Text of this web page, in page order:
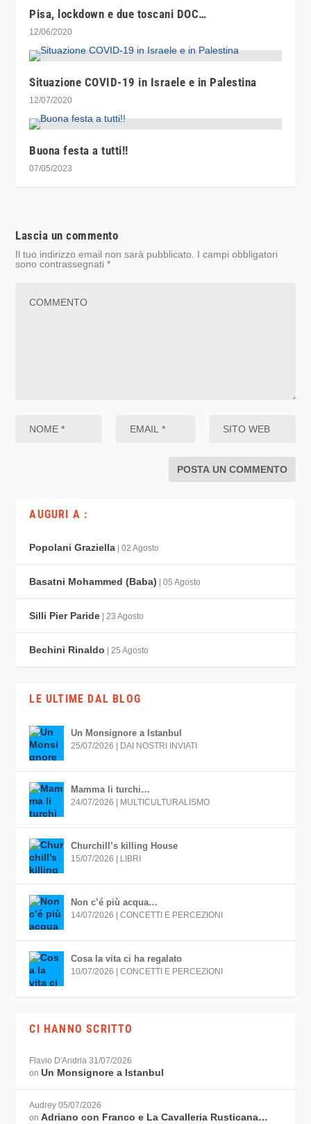
Pisa, lockdown e due toscani DOC…
12/06/2020
Situazione COVID-19 in Israele e in Palestina
12/07/2020
Buona festa a tutti!!
07/05/2023
Lascia un commento
Il tuo indirizzo email non sarà pubblicato.
I campi obbligatori
sono contrassegnati*
AUGURI A :
Popolani Graziella | 02 Agosto
Basatni Mohammed (Baba) | 05 Agosto
Silli Pier Paride | 23 Agosto
Bechini Rinaldo | 25 Agosto
LE ULTIME DAL BLOG
Un Monsignore a Istanbul
25/07/2026 | DAI NOSTRI INVIATI
Mamma li turchi…
24/07/2026 | MULTICULTURALISMO
Churchill’s killing House
15/07/2026 | LIBRI
Non c’é più acqua…
14/07/2026 |CONCETTI E PERCEZIONI
Cosa la vita ci ha regalato
10/07/2026 |CONCETTI E PERCEZIONI
CI HANNO SCRITTO
Flavio D'Andria 31/07/2026
onUn Monsignore a Istanbul
Audrey 05/07/2026
onAdriano con Franco e La Cavalleria Rusticana…